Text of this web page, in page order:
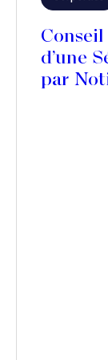
d’une
par